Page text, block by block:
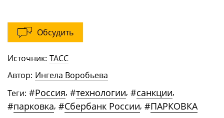
Обсудить
Источник: ТАСС
Автор: Ингела Воробьева
Теги: #Россия, #технологии, #санкции,
#парковка, #Сбербанк России, #ПАРКОВКА